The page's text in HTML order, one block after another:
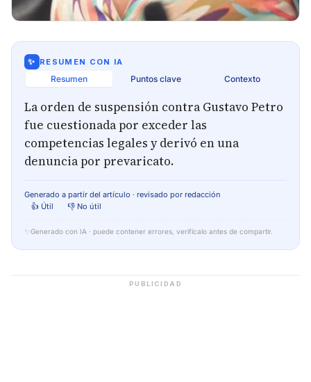
✨ RESUMEN CON IA
Resumen Puntos clave Contexto
La orden de suspensión contra Gustavo Petro
fue cuestionada por exceder las
competencias legales y derivó en una
denuncia por prevaricato.
Generado a partir del artículo · revisado por redacción
👍 Útil
👎 No útil
✨ Generado con IA · puede contener errores, verifícalo antes de compartir.
PUBLICIDAD